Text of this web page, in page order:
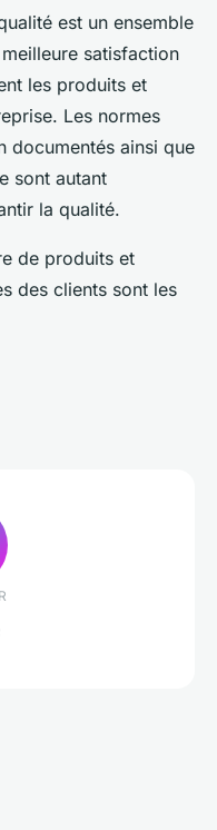
est un ensemble
satisfaction
les produits et
Les normes
documentés ainsi que
sont autant
la qualité.
de produits et
des clients sont les